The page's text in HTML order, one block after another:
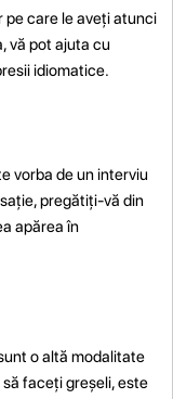
care le aveți atunci
vă pot ajuta cu
idiomatice.
vorba de un interviu
pregătiți-vă din
apărea în
o altă modalitate
faceți greșeli, este